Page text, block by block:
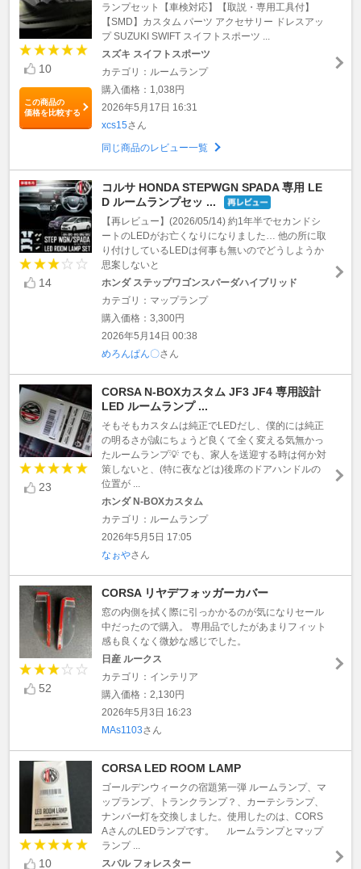
10
この商品の
価格を比較する
ランプセット【車検対応】【取説・専用工具付】
【SMD】カスタム パーツ アクセサリー ドレスアッ
プ SUZUKI SWIFT スイフトスポーツ ...
スズキ スイフトスポーツ
カテゴリ：ルームランプ
購入価格：1,038円
2026年5月17日 16:31
xcs15さん
同じ商品のレビュー一覧
14
コルサ HONDA STEPWGN SPADA 専用 LE
D ルームランプセッ ...
【再レビュー】(2026/05/14) 約1年半でセカンドシ
ートのLEDがお亡くなりになりました… 他の所に取
り付けしているLEDは何事も無いのでどうしようか
思案しないと
ホンダ ステップワゴンスパーダハイブリッド
カテゴリ：マップランプ
購入価格：3,300円
2026年5月14日 00:38
めろんぱん〇さん
23
CORSA N-BOXカスタム JF3 JF4 専用設計
LED ルームランプ ...
そもそもカスタムは純正でLEDだし、僕的には純正
の明るさが誠にちょうど良くて全く変える気無かっ
たルームランプ💡 でも、家人を送迎する時は何か対
策しないと、(特に夜などは)後席のドアハンドルの
位置が ...
ホンダ N-BOXカスタム
カテゴリ：ルームランプ
2026年5月5日 17:05
なぉやさん
52
CORSA リヤデフォッガーカバー
窓の内側を拭く際に引っかかるのが気になりセール
中だったので購入。 専用品でしたがあまりフィット
感も良くなく微妙な感じでした。
日産 ルークス
カテゴリ：インテリア
購入価格：2,130円
2026年5月3日 16:23
MAs1103さん
10
CORSA LED ROOM LAMP
ゴールデンウィークの宿題第一弾 ルームランプ、マ
ップランプ、トランクランプ？、カーテシランプ、
ナンバー灯を交換しました。使用したのは、CORS
AさんのLEDランプです。 ルームランプとマップ
ランプ ...
スバル フォレスター